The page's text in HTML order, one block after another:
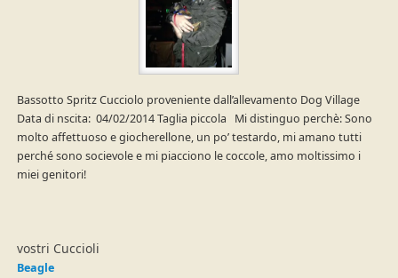
Bassotto Spritz Cucciolo proveniente dall’allevamento Dog Village
Data di nscita: 04/02/2014 Taglia piccola Mi distinguo perchè: Sono
molto affettuoso e giocherellone, un po’ testardo, mi amano tutti
perché sono socievole e mi piacciono le coccole, amo moltissimo i
miei genitori!
vostri Cuccioli
Beagle